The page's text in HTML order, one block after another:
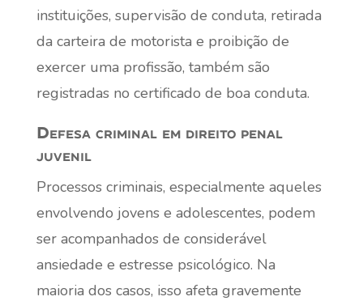
instituições, supervisão de conduta, retirada
da carteira de motorista e proibição de
exercer uma profissão, também são
registradas no certificado de boa conduta.
Defesa criminal em direito penal
juvenil
Processos criminais, especialmente aqueles
envolvendo jovens e adolescentes, podem
ser acompanhados de considerável
ansiedade e estresse psicológico. Na
maioria dos casos, isso afeta gravemente